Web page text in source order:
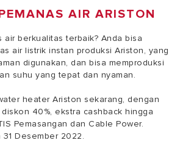
AIR ARISTON
air berkualitas terbaik? Anda bisa
air listrik instan produksi Ariston, yang
digunakan, dan bisa memproduksi
suhu yang tepat dan nyaman.
heater Ariston sekarang, dengan
40%, ekstra cashback hingga
Pemasangan dan Cable Power.
Desember 2022.